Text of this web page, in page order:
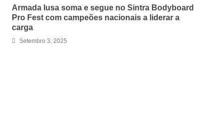
Armada lusa soma e segue no Sintra Bodyboard
Pro Fest com campeões nacionais a liderar a
carga
Setembro 3, 2025